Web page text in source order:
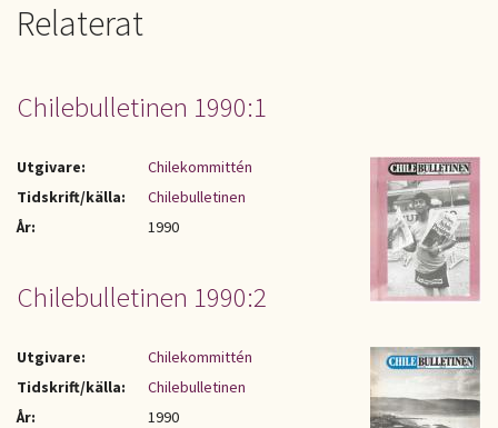
Relaterat
Chilebulletinen 1990:1
Utgivare:
Chilekommittén
Tidskrift/källa:
Chilebulletinen
År:
1990
Chilebulletinen 1990:2
Utgivare:
Chilekommittén
Tidskrift/källa:
Chilebulletinen
År:
1990